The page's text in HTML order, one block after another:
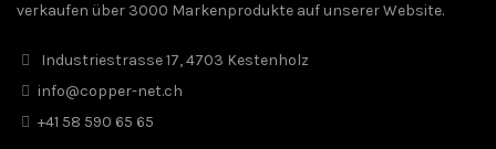
verkaufen über 3000 Markenprodukte auf unserer Website.
Industriestrasse 17, 4703 Kestenholz
info@copper-net.ch
+41 58 590 65 65